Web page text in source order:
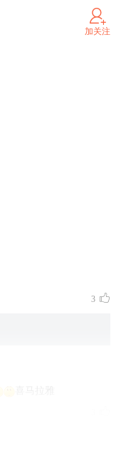
加关注
3